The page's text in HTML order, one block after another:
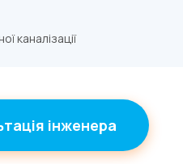
каналізації
інженера